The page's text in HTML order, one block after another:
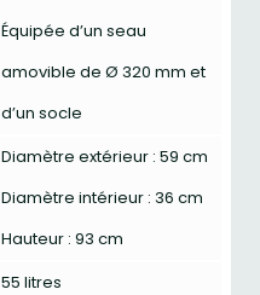
Équipée d’un seau
amovible de Ø 320 mm et
d’un socle
Diamètre extérieur : 59 cm
Diamètre intérieur : 36 cm
Hauteur : 93 cm
55 litres